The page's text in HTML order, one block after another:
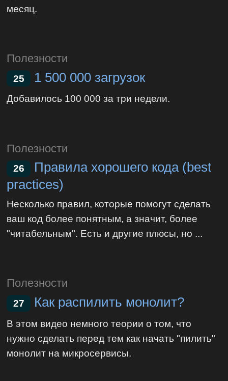
месяц.
Полезности
25 1 500 000 загрузок
Добавилось 100 000 за три недели.
Полезности
26
Правила хорошего кода (best
practices)
Несколько правил, которые помогут сделать
ваш код более понятным, а значит, более
"читабельным". Есть и другие плюсы, но ...
Полезности
27 Как распилить монолит?
В этом видео немного теории о том, что
нужно сделать перед тем как начать "пилить"
монолит на микросервисы.